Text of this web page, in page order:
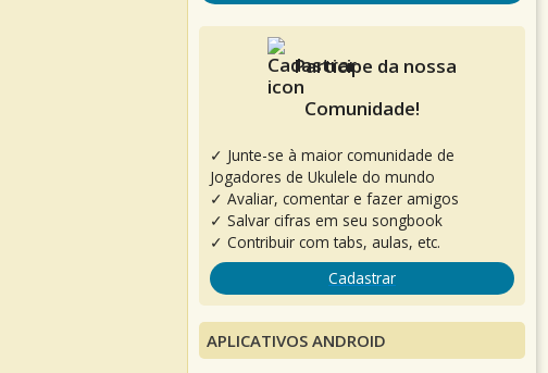
Participe da nossa
Comunidade!
✓ Junte-se à maior comunidade de
Jogadores de Ukulele do mundo
✓ Avaliar, comentar e fazer amigos
✓ Salvar cifras em seu songbook
✓ Contribuir com tabs, aulas, etc.
Cadastrar
APLICATIVOS ANDROID